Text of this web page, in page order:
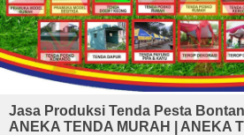
Jasa Produksi Tenda Pesta
ANEKA TENDA MURAH | ANEKA